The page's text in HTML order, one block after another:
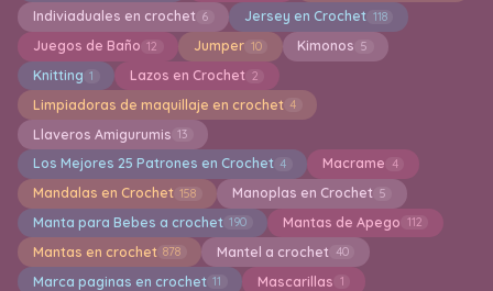
Indiviaduales en crochet 6 Jersey en Crochet 118
Juegos de Baño 12 Jumper 10 Kimonos 5
Knitting 1 Lazos en Crochet 2
Limpiadoras de maquillaje en crochet 4
Llaveros Amigurumis 13
Los Mejores 25 Patrones en Crochet 4 Macrame 4
Mandalas en Crochet 158 Manoplas en Crochet 5
Manta para Bebes a crochet 190 Mantas de Apego 112
Mantas en crochet 878 Mantel a crochet 40
Marca paginas en crochet 11 Mascarillas 1